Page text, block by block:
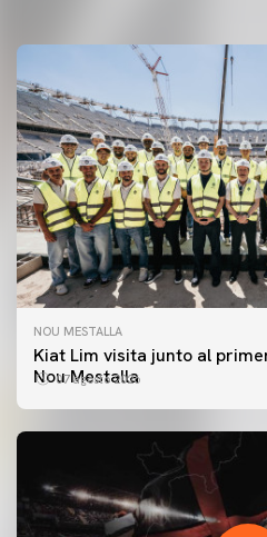
NOU MESTALLA
Kiat Lim visita junto al
Nou Mestalla
07 agosto 2026